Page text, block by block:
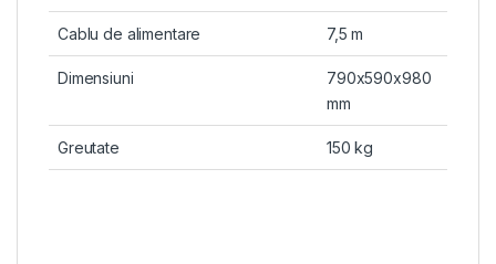
Cablu de alimentare 7,5 m
Dimensiuni
790x590x980
mm
Greutate 150 kg